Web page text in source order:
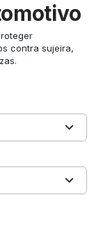
contra sujeira,